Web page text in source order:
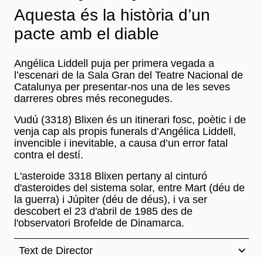
Aquesta és la història d’un
pacte amb el diable
Angélica Liddell puja per primera vegada a
l’escenari de la Sala Gran del Teatre Nacional de
Catalunya per presentar-nos una de les seves
darreres obres més reconegudes.
Vudú (3318) Blixen és un itinerari fosc, poètic i de
venja cap als propis funerals d’Angélica Liddell,
invencible i inevitable, a causa d’un error fatal
contra el destí.
L'asteroide 3318 Blixen pertany al cinturó
d'asteroides del sistema solar, entre Mart (déu de
la guerra) i Júpiter (déu de déus), i va ser
descobert el 23 d'abril de 1985 des de
l'observatori Brofelde de Dinamarca.
Text de Director